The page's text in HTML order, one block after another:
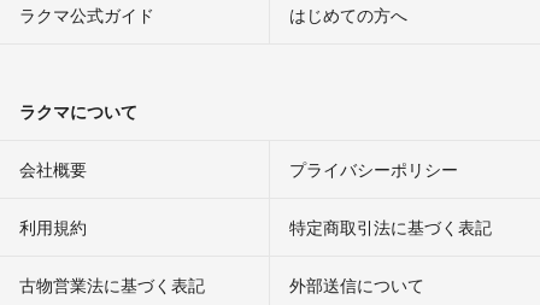
ラクマ公式ガイド はじめての方へ
ラクマについて
会社概要 プライバシーポリシー
利用規約 特定商取引法に基づく表記
古物営業法に基づく表記 外部送信について